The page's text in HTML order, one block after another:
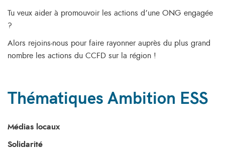
Tu veux aider à promouvoir les actions d’une ONG engagée
?
Alors rejoins-nous pour faire rayonner auprès du plus grand
nombre les actions du CCFD sur la région !
Thématiques Ambition ESS
Médias locaux
Solidarité